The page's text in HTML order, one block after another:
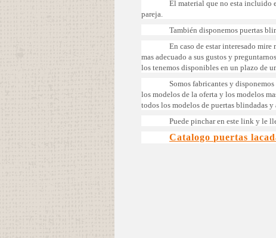
El material que no esta incluido
pareja.
También disponemos puertas
En caso de estar interesado
mas adecuado a sus gustos y
los tenemos disponibles en un plazo de
Somos fabricantes y
los modelos de la oferta y los modelos
todos los modelos de puertas blindadas y
Puede pinchar en este link y le
Catalogo puertas